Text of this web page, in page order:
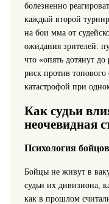
болезненно
каждый второй
на бои мма от
ожидания зрителей:
что «опять дотянут
риск против топового
катастрофой при
Как судьи
неочевидная
Психология
Бойцы не живут в
судьи их дивизиона,
как в прошлом